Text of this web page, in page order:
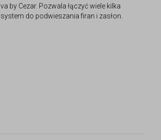
by Cezar. Pozwala łączyć wiele kilka
do podwieszania firan i zasłon.